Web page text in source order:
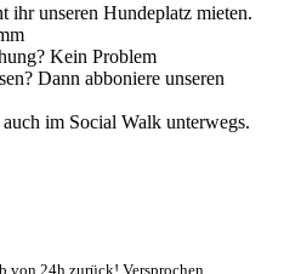
ihr unseren Hundeplatz mieten.
Kein Problem
Dann abboniere unseren
im Social Walk unterwegs.
von 24h zurück! Versprochen.